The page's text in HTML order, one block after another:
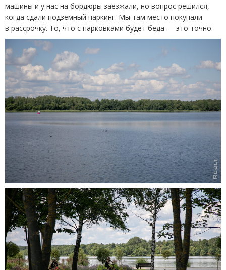
машины и у нас на бордюры заезжали, но вопрос решился,
когда сдали подземный паркинг. Мы там место покупали
в рассрочку. То, что с парковками будет беда — это точно.